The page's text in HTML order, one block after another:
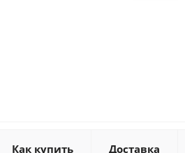
Как купить Доставка